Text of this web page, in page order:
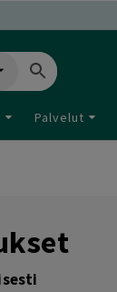
Palvelut